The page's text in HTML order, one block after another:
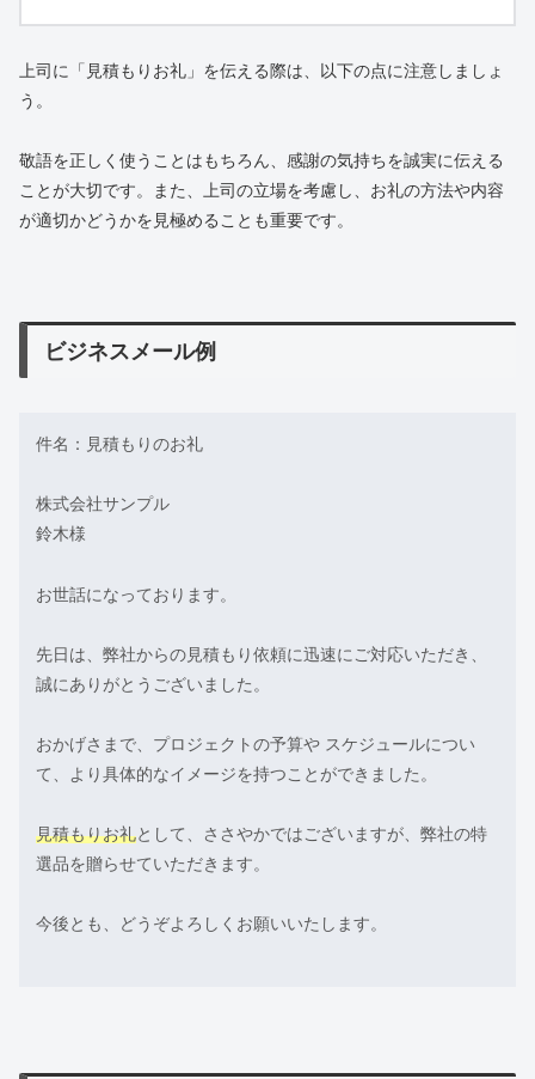
上司に「見積もりお礼」を伝える際は、以下の点に注意しましょ
う。
敬語を正しく使うことはもちろん、感謝の気持ちを誠実に伝える
ことが大切です。また、上司の立場を考慮し、お礼の方法や内容
が適切かどうかを見極めることも重要です。
ビジネスメール例
件名：見積もりのお礼
株式会社サンプル
鈴木様
お世話になっております。
先日は、弊社からの見積もり依頼に迅速にご対応いただき、
誠にありがとうございました。
おかげさまで、プロジェクトの予算や スケジュールについ
て、より具体的なイメージを持つことができました。
見積もりお礼として、ささやかではございますが、弊社の特
選品を贈らせていただきます。
今後とも、どうぞよろしくお願いいたします。